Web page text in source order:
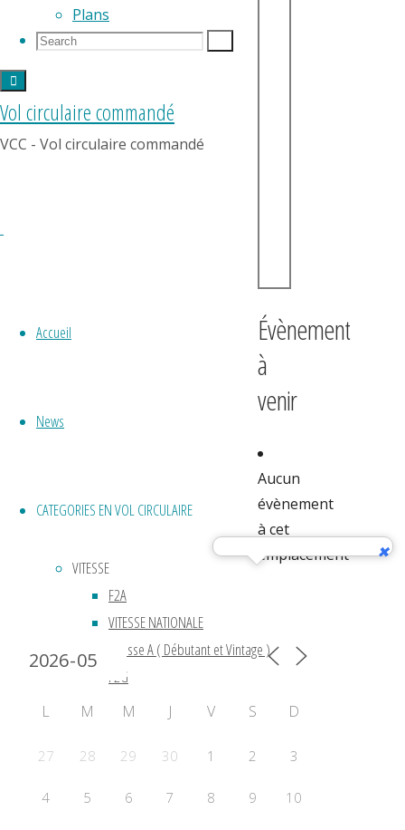
Plans
Search
Search
Vol circulaire commandé
VCC - Vol circulaire commandé
Accueil
News
CATEGORIES EN VOL CIRCULAIRE
VITESSE
F2A
VITESSE NATIONALE
Vitesse A ( Débutant et Vintage )
F2G
ACROBATIE
Acrobatie Nationale
Évènement
à
venir
Aucun
évènement
à cet
emplacement
Calendrier 2024
L M M J V S D
27 28 29 30 1 2 3
4 5 6 7 8 9 10